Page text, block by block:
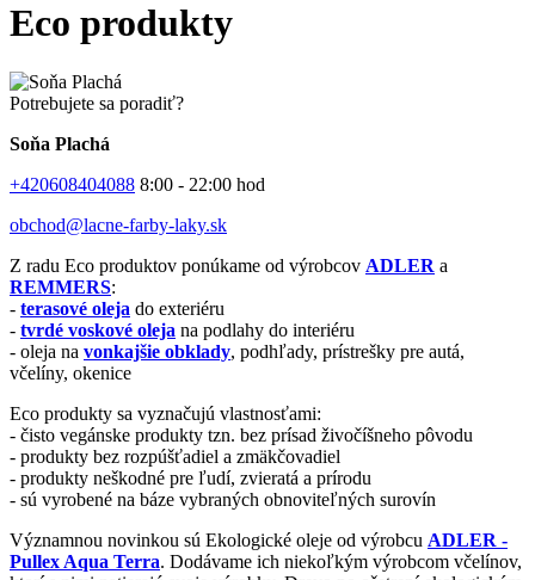
Eco produkty
Potrebujete sa poradiť?
Soňa Plachá
+420608404088 8:00 - 22:00 hod
obchod@lacne-farby-laky.sk
Z radu Eco produktov ponúkame od výrobcov ADLER a
REMMERS:
- terasové oleja do exteriéru
- tvrdé voskové oleja na podlahy do interiéru
- oleja na vonkajšie obklady, podhľady, prístrešky pre autá,
včelíny, okenice
Eco produkty sa vyznačujú vlastnosťami:
- čisto vegánske produkty tzn. bez prísad živočíšneho pôvodu
- produkty bez rozpúšťadiel a zmäkčovadiel
- produkty neškodné pre ľudí, zvieratá a prírodu
- sú vyrobené na báze vybraných obnoviteľných surovín
Významnou novinkou sú Ekologické oleje od výrobcu ADLER -
Pullex Aqua Terra. Dodávame ich niekoľkým výrobcom včelínov,